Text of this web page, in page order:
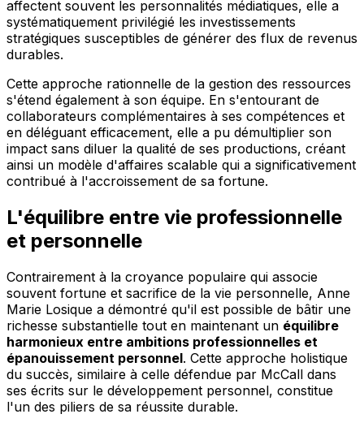
affectent souvent les personnalités médiatiques, elle a
systématiquement privilégié les investissements
stratégiques susceptibles de générer des flux de revenus
durables.
Cette approche rationnelle de la gestion des ressources
s'étend également à son équipe. En s'entourant de
collaborateurs complémentaires à ses compétences et
en déléguant efficacement, elle a pu démultiplier son
impact sans diluer la qualité de ses productions, créant
ainsi un modèle d'affaires scalable qui a significativement
contribué à l'accroissement de sa fortune.
L'équilibre entre vie professionnelle
et personnelle
Contrairement à la croyance populaire qui associe
souvent fortune et sacrifice de la vie personnelle, Anne
Marie Losique a démontré qu'il est possible de bâtir une
richesse substantielle tout en maintenant un équilibre
harmonieux entre ambitions professionnelles et
épanouissement personnel. Cette approche holistique
du succès, similaire à celle défendue par McCall dans
ses écrits sur le développement personnel, constitue
l'un des piliers de sa réussite durable.